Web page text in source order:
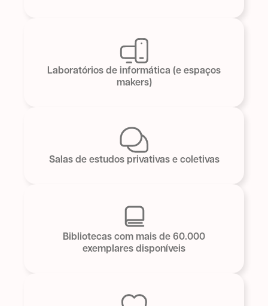
Laboratórios de informática (e espaços
makers)
Salas de estudos privativas e coletivas
Bibliotecas com mais de 60.000
exemplares disponíveis